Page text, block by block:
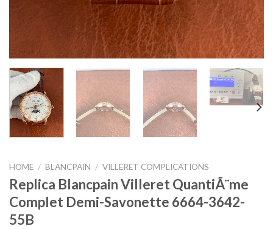
HOME / BLANCPAIN / VILLERET COMPLICATIONS
Replica Blancpain Villeret QuantiÃ¨me
Complet Demi-Savonette 6664-3642-
55B